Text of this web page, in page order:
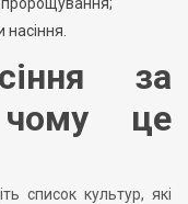
за
чому це
список культур, які